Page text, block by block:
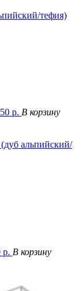
тефия)
р. В корзину
альпийский/
р. В корзину